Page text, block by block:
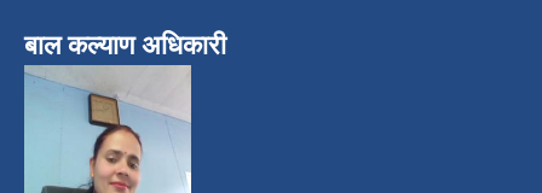
बाल कल्याण अधिकारी